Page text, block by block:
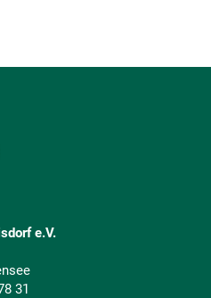
e.V.
31